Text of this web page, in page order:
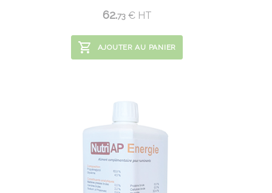
62.73 €HT
AJOUTER AU PANIER